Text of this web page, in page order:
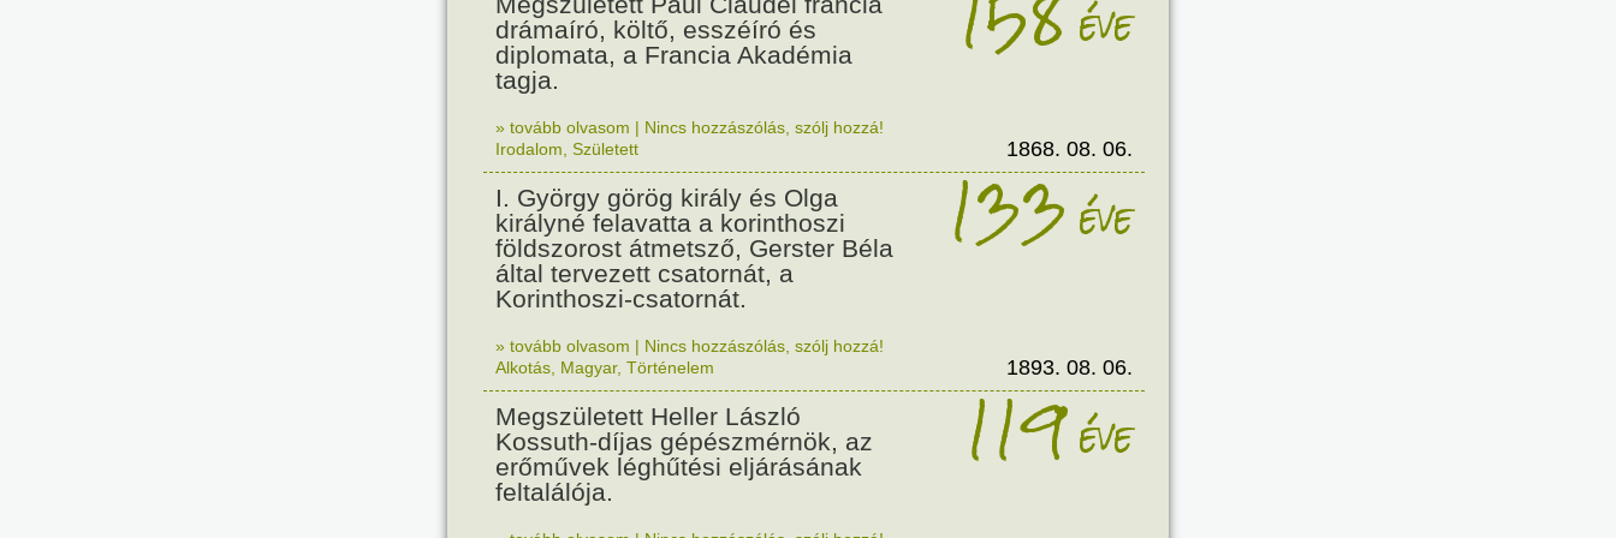
drámaíró, költő, esszéíró és
diplomata, a Francia Akadémia
tagja.
éve
» tovább olvasom | Nincs hozzászólás, szólj hozzá!
Irodalom Született 1868. 08. 06.
I. György görög király és Olga
királyné felavatta a korinthoszi
földszorost átmetsző, Gerster Béla
által tervezett csatornát, a
Korinthoszi-csatornát.
133éve
» tovább olvasom | Nincs hozzászólás, szólj hozzá!
Alkotás Magyar, Történelem 1893. 08. 06.
Megszületett Heller László
Kossuth-díjas gépészmérnök, az
erőművek léghűtési eljárásának
feltalálója.
119éve